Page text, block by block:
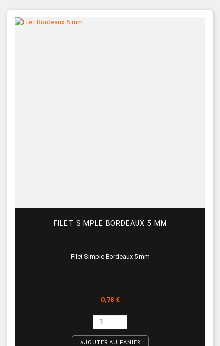
FILET SIMPLE BORDEAUX 5 MM
Filet Simple Bordeaux 5 mm
Prix
0,78 €
AJOUTER AU PANIER